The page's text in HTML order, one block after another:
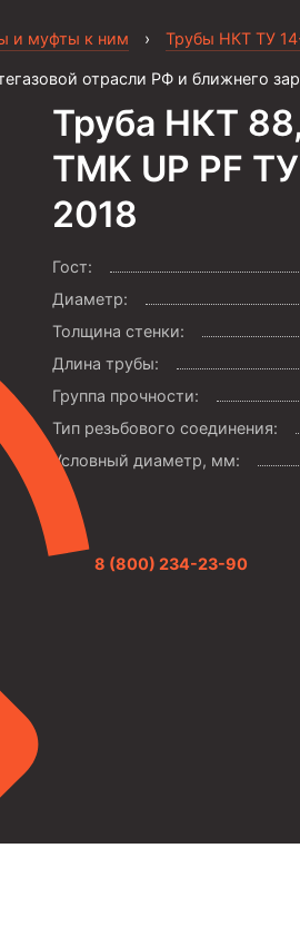
отрасли РФ и ближнего
8 (800) 234-23-90
и муфты к ним › Трубы НКТ ТУ
Труба НКТ
TMK UP PF
2018
Гост:
Диаметр:
Толщина стенки:
Длина трубы:
Группа прочности:
Тип резьбового соединения:
Условный диаметр, мм: